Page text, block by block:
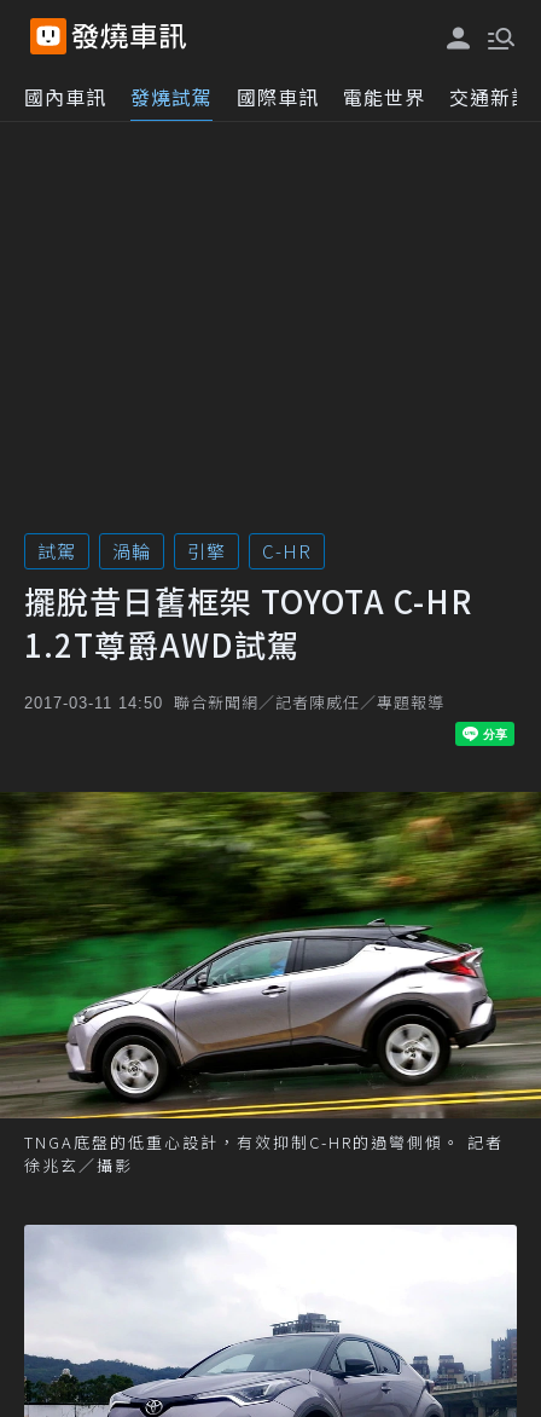
國內車訊 發燒試駕 國際車訊 電能世界 交通新訊
試駕 渦輪 引擎 C-HR
擺脫昔日舊框架 TOYOTA C-HR
1.2T尊爵AWD試駕
2017-03-11 14:50 聯合新聞網／記者陳威任／專題報導
TNGA底盤的低重心設計，有效抑制C-HR的過彎側傾。 記者
徐兆玄／攝影